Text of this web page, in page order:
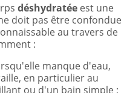
déshydratée est une
doit pas être confondue
au travers de
:
manque d'eau,
en particulier au
ou d'un bain simple ;